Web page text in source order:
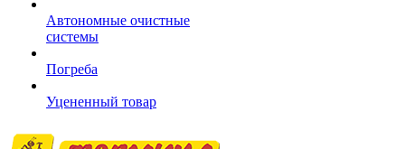
Автономные очистные
системы
Погреба
Уцененный товар